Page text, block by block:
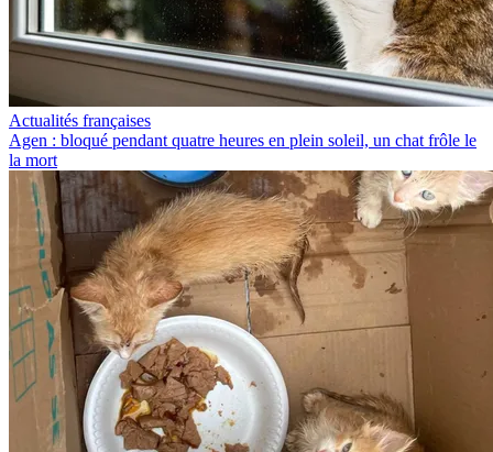
Actualités françaises
Agen : bloqué pendant quatre heures en plein soleil, un chat frôle le
la mort